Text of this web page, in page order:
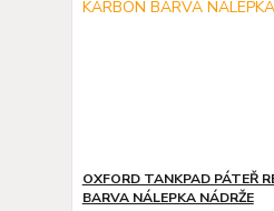
OXFORD TANKPAD PÁTEŘ
BARVA NÁLEPKA NÁDRŽE